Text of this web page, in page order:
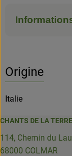
Origine
Italie
CHANTS DE LA TERRE
114, Chemin du
68000 COLMAR